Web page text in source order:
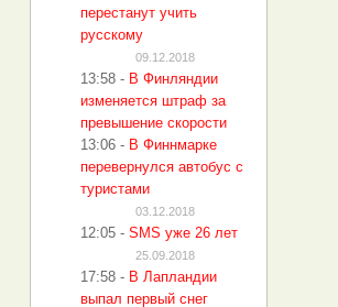
перестанут учить
русскому
09.12.2018
13:58 - В Финляндии
изменяется штраф за
превышение скорости
13:06 - В Финнмарке
перевернулся автобус с
туристами
03.12.2018
12:05 - SMS уже 26 лет
25.09.2018
17:58 - В Лапландии
выпал первый снег